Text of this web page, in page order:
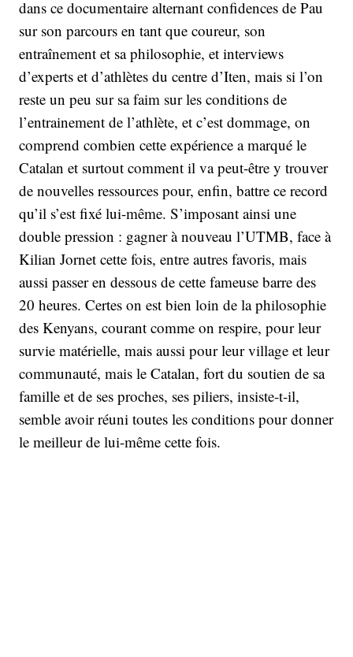
dans ce documentaire alternant confidences de Pau
sur son parcours en tant que coureur, son
entraînement et sa philosophie, et interviews
d’experts et d’athlètes du centre d’Iten, mais si l’on
reste un peu sur sa faim sur les conditions de
l’entrainement de l’athlète, et c’est dommage, on
comprend combien cette expérience a marqué le
Catalan et surtout comment il va peut-être y trouver
de nouvelles ressources pour, enfin, battre ce record
qu’il s’est fixé lui-même. S’imposant ainsi une
double pression : gagner à nouveau l’UTMB, face à
Kilian Jornet cette fois, entre autres favoris, mais
aussi passer en dessous de cette fameuse barre des
20 heures. Certes on est bien loin de la philosophie
des Kenyans, courant comme on respire, pour leur
survie matérielle, mais aussi pour leur village et leur
communauté, mais le Catalan, fort du soutien de sa
famille et de ses proches, ses piliers, insiste-t-il,
semble avoir réuni toutes les conditions pour donner
le meilleur de lui-même cette fois.